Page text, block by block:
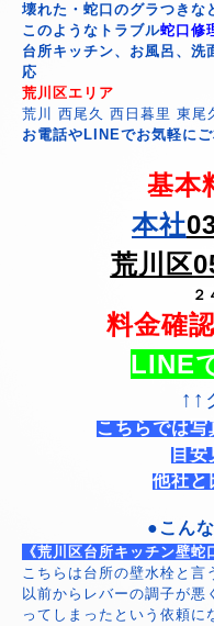
壊れた・蛇口のグラつきな
このようなトラブル蛇口修
台所キッチン、お風呂、洗
応
荒川区エリア
荒川 西尾久 西日暮里 東尾
お電話やLINEでお気軽に
基本
本社
荒川区
２
料金確
LINE
↑↑
こちらでは
目
他社と
●こん
《荒川区台所キッ
こちらは台所の壁水栓と言
以前からレバーの調子が悪
ってしまったという依頼に